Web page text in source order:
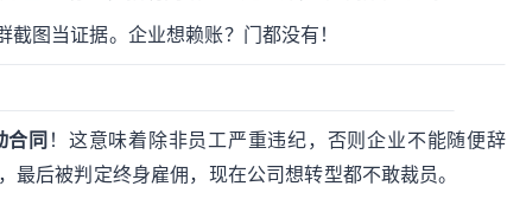
图当证据。企业想赖账？门都没有！
合同 ！这意味着除非员工严重违纪，否则企业不能随便辞
后被判定终身雇佣，现在公司想转型都不敢裁员。